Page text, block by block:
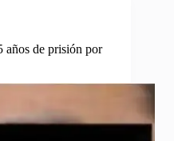
años de prisión por